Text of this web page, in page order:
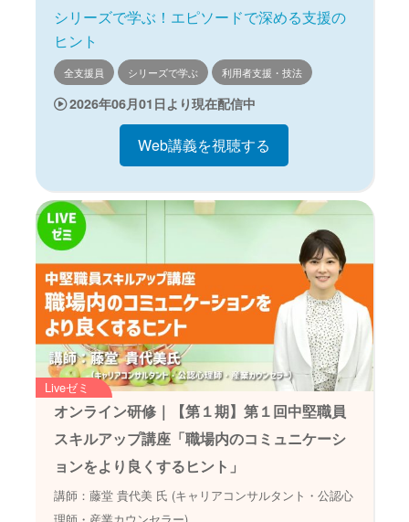
シリーズで学ぶ！エピソードで深める支援の
ヒント
全支援員 シリーズで学ぶ 利用者支援・技法
2026年06月01日より現在配信中
Web講義を視聴する
Liveゼミ
オンライン研修｜【第１期】第１回中堅職員
スキルアップ講座「職場内のコミュニケーシ
ョンをより良くするヒント」
講師：藤堂 貴代美 氏 (キャリアコンサルタント・公認心